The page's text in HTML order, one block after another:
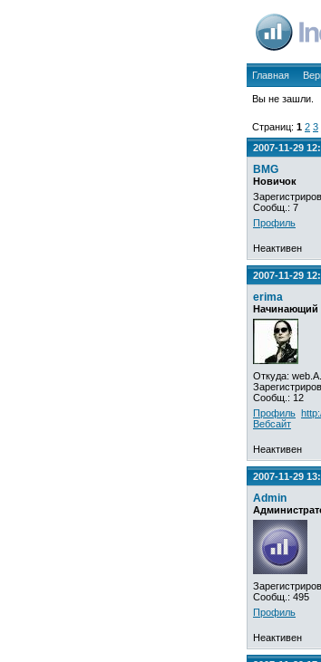
Главная
Вы не зашли.
Страниц: 1 2 3
2007-11-29
BMG
Новичок
Сообщ.: 7
Профиль
Неактивен
2007-11-29
erima
Начинающий
Откуда:
Сообщ.: 12
Профиль
Вебсайт
Неактивен
2007-11-29
Admin
Сообщ.: 495
Профиль
Неактивен